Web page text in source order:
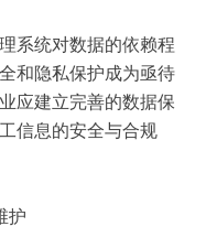
系统对数据的依赖程
和隐私保护成为亟待
应建立完善的数据保
信息的安全与合规
护